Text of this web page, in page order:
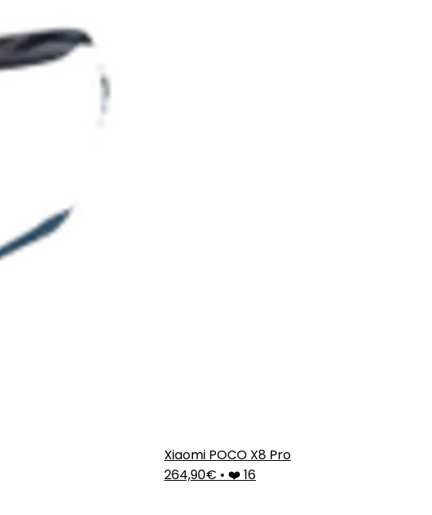
Xiaomi POCO X8 Pro
264,90€ • ❤️ 16